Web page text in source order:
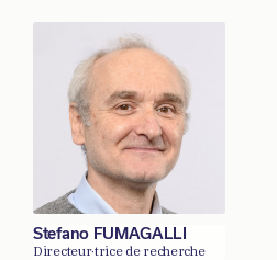
Stefano FUMAGALLI
Directeur·trice de recherche